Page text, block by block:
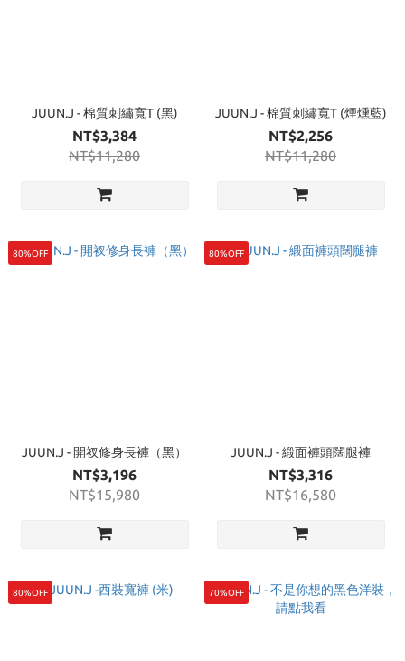
JUUN.J - 棉質刺繡寬T (黑)
NT$3,384
NT$11,280
JUUN.J - 棉質刺繡寬T (煙燻藍)
NT$2,256
NT$11,280
80%OFF
JUUN.J - 開衩修身長褲（黑）
NT$3,196
NT$15,980
80%OFF
JUUN.J - 緞面褲頭闊腿褲
NT$3,316
NT$16,580
80%OFF 70%OFF